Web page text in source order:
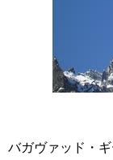
バガヴァッド・